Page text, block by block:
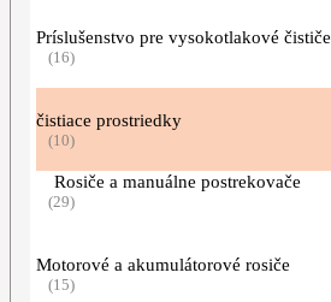
Príslušenstvo pre vysokotlakové čističe
(16)
čistiace prostriedky
(10)
Rosiče a manuálne postrekovače
(29)
Motorové a akumulátorové rosiče
(15)